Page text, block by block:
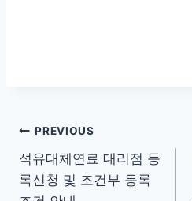
글
탐
PREVIOUS
석유대체연료 대리점 등
록신청 및 조건부 등록